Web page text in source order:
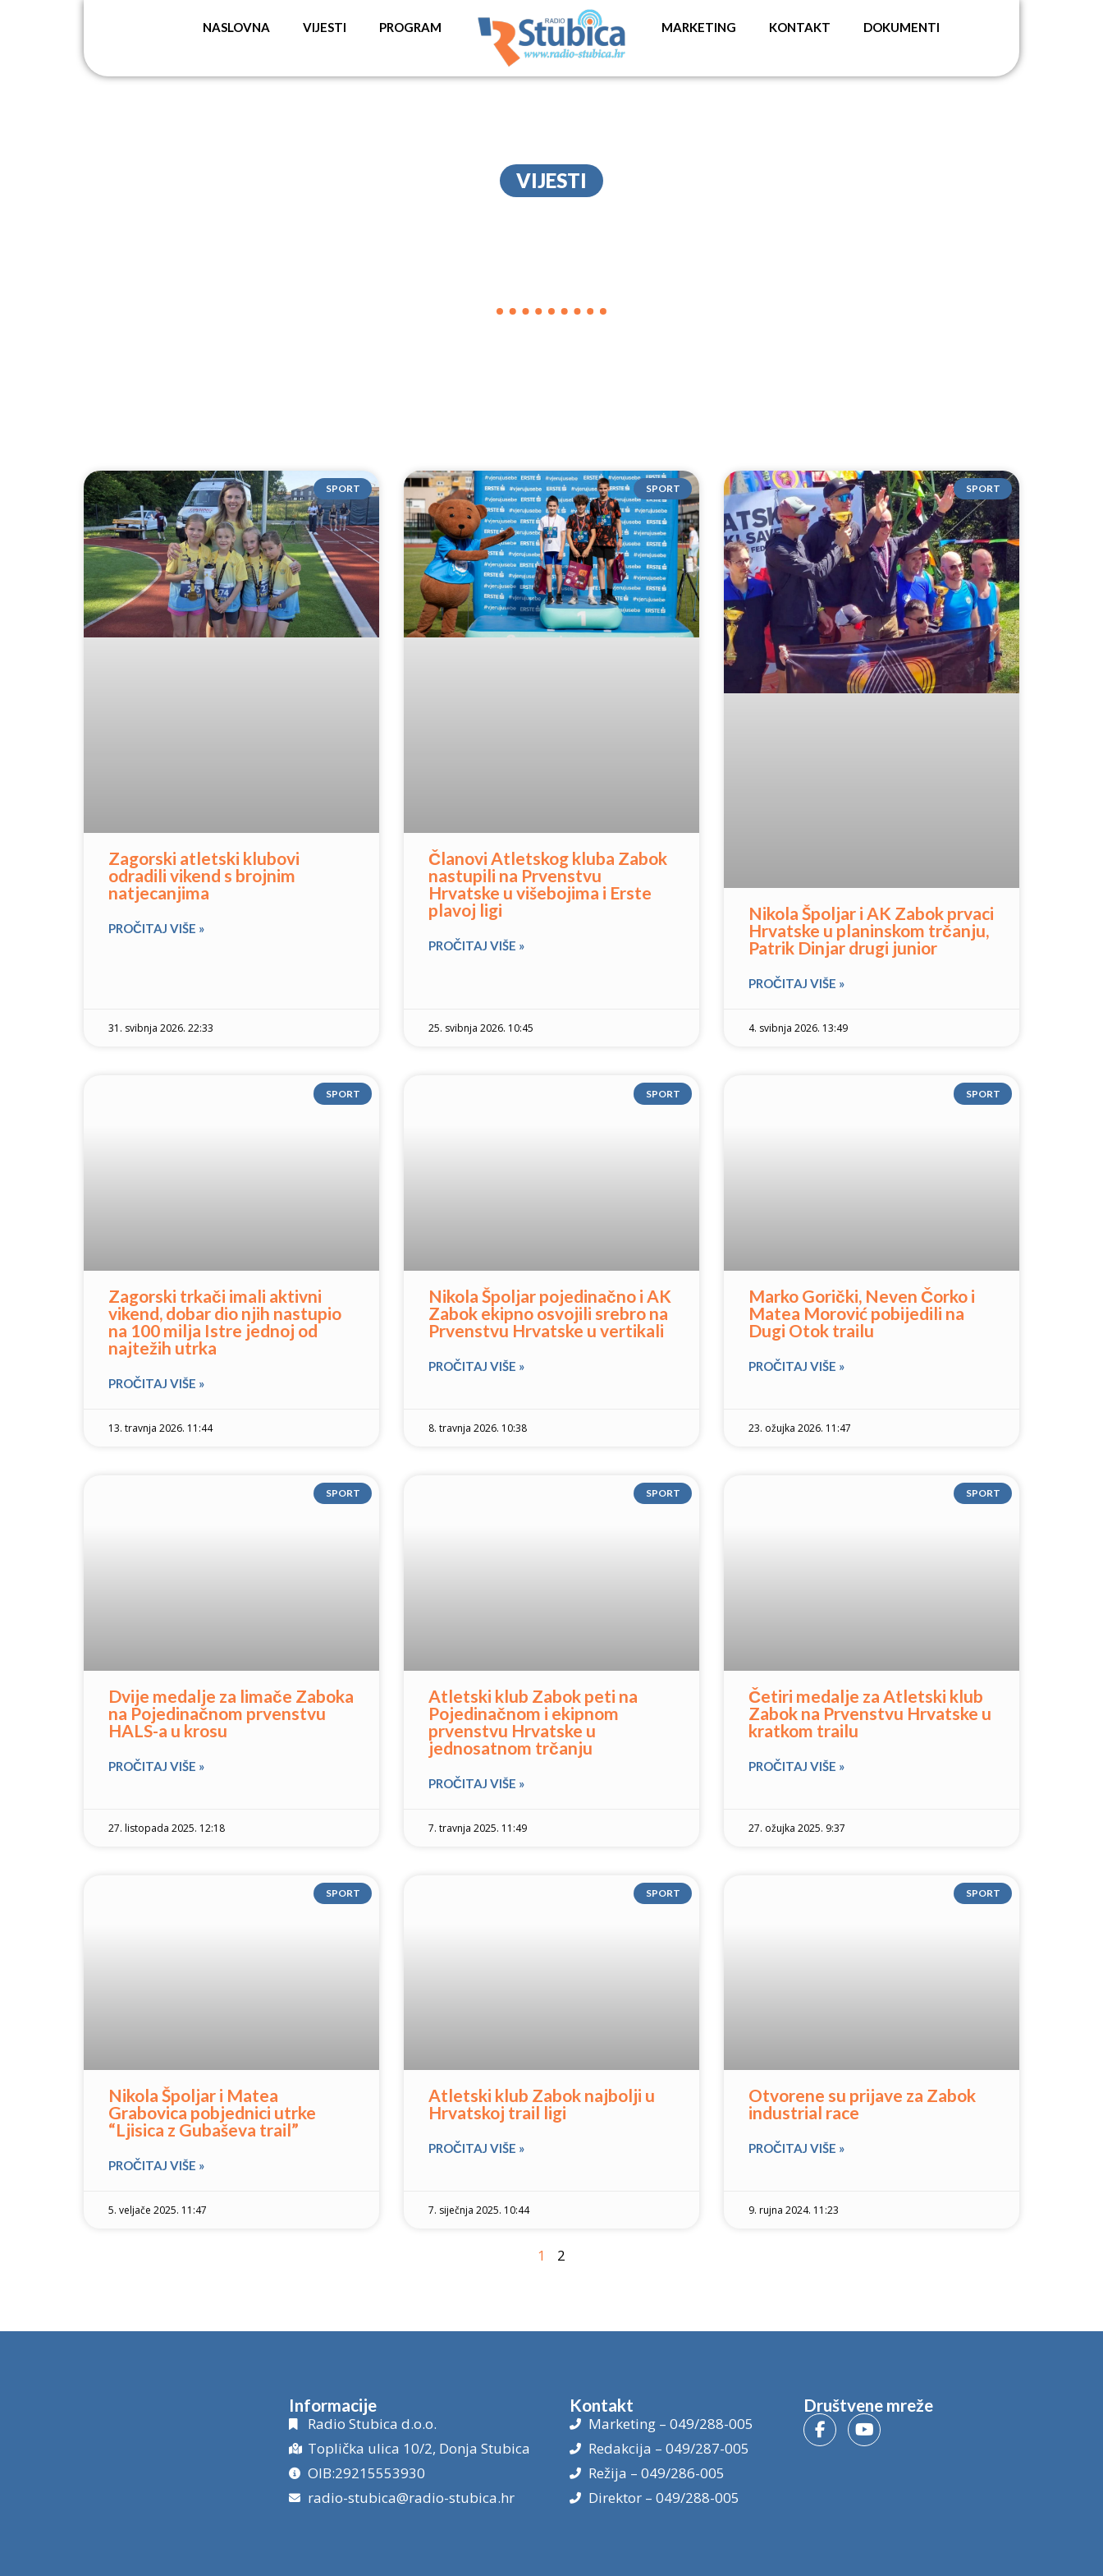
NASLOVNA VIJESTI PROGRAM MARKETING KONTAKT DOKUMENTI
VIJESTI
SPORT
Zagorski atletski klubovi
odradili vikend s brojnim
natjecanjima
PROČITAJ VIŠE »
31. svibnja 2026. 22:33
SPORT
Članovi Atletskog kluba Zabok
nastupili na Prvenstvu
Hrvatske u višebojima i Erste
plavoj ligi
PROČITAJ VIŠE »
25. svibnja 2026. 10:45
SPORT
Nikola Špoljar i AK Zabok prvaci
Hrvatske u planinskom trčanju,
Patrik Dinjar drugi junior
PROČITAJ VIŠE »
4. svibnja 2026. 13:49
SPORT
Zagorski trkači imali aktivni
vikend, dobar dio njih nastupio
na 100 milja Istre jednoj od
najtežih utrka
PROČITAJ VIŠE »
13. travnja 2026. 11:44
SPORT
Nikola Špoljar pojedinačno i AK
Zabok ekipno osvojili srebro na
Prvenstvu Hrvatske u vertikali
PROČITAJ VIŠE »
8. travnja 2026. 10:38
SPORT
Marko Gorički, Neven Čorko i
Matea Morović pobijedili na
Dugi Otok trailu
PROČITAJ VIŠE »
23. ožujka 2026. 11:47
SPORT
Dvije medalje za limače Zaboka
na Pojedinačnom prvenstvu
HALS-a u krosu
PROČITAJ VIŠE »
27. listopada 2025. 12:18
SPORT
Atletski klub Zabok peti na
Pojedinačnom i ekipnom
prvenstvu Hrvatske u
jednosatnom trčanju
PROČITAJ VIŠE »
7. travnja 2025. 11:49
SPORT
Četiri medalje za Atletski klub
Zabok na Prvenstvu Hrvatske u
kratkom trailu
PROČITAJ VIŠE »
27. ožujka 2025. 9:37
SPORT
Nikola Špoljar i Matea
Grabovica pobjednici utrke
“Ljisica z Gubaševa trail”
PROČITAJ VIŠE »
5. veljače 2025. 11:47
SPORT
Atletski klub Zabok najbolji u
Hrvatskoj trail ligi
PROČITAJ VIŠE »
7. siječnja 2025. 10:44
SPORT
Otvorene su prijave za Zabok
industrial race
PROČITAJ VIŠE »
9. rujna 2024. 11:23
1 2
Informacije
Radio Stubica d.o.o.
Toplička ulica 10/2, Donja Stubica
OIB:29215553930
radio-stubica@radio-stubica.hr
Kontakt
Marketing – 049/288-005
Redakcija – 049/287-005
Režija – 049/286-005
Direktor – 049/288-005
Društvene mreže